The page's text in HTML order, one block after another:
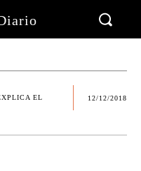
EL
12/12/2018